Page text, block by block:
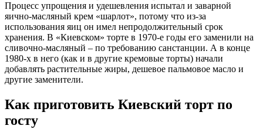
Процесс упрощения и удешевления испытал и заварной
яично-масляный крем «шарлот», потому что из-за
использования яиц он имел непродолжительный срок
хранения. В «Киевском» торте в 1970-е годы его заменили на
сливочно-масляный – по требованию санстанции. А в конце
1980-х в него (как и в другие кремовые торты) начали
добавлять растительные жиры, дешевое пальмовое масло и
другие заменители.
Как приготовить Киевский торт по
госту